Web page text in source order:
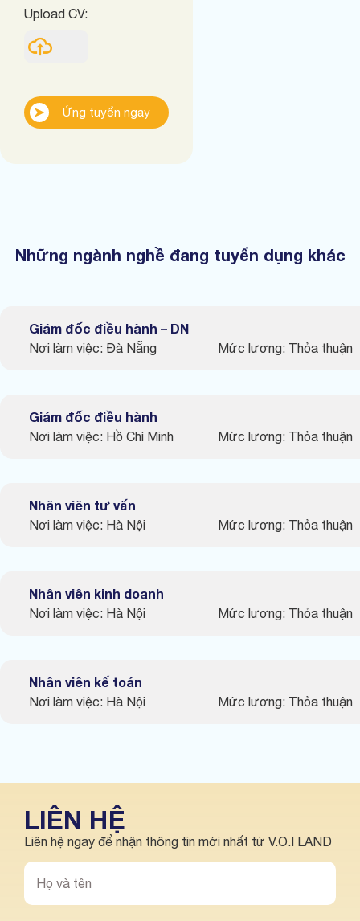
Upload CV:
Ứng tuyển ngay
Những ngành nghề đang tuyển dụng khác
Giám đốc điều hành – DN
Nơi làm việc: Đà Nẵng Mức lương: Thỏa thuận
Giám đốc điều hành
Nơi làm việc: Hồ Chí Minh Mức lương: Thỏa thuận
Nhân viên tư vấn
Nơi làm việc: Hà Nội Mức lương: Thỏa thuận
Nhân viên kinh doanh
Nơi làm việc: Hà Nội Mức lương: Thỏa thuận
Nhân viên kế toán
Nơi làm việc: Hà Nội Mức lương: Thỏa thuận
LIÊN HỆ
Liên hệ ngay để nhận thông tin mới nhất từ V.O.I LAND